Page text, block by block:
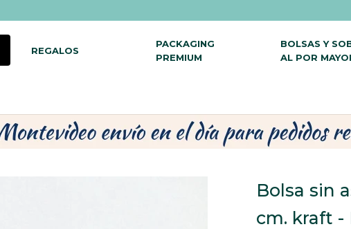
REGALOS
PACKAGING
PREMIUM
BOLSAS Y
AL POR
Bolsa sin
cm. kraft -